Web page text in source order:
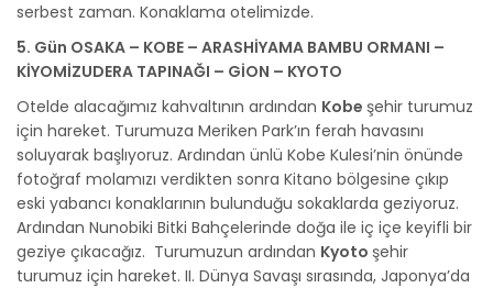
serbest zaman. Konaklama otelimizde.
5. Gün OSAKA – KOBE – ARASHİYAMA BAMBU ORMANI –
KİYOMİZUDERA TAPINAĞI – GİON – KYOTO
Otelde alacağımız kahvaltının ardından Kobe şehir turumuz
için hareket. Turumuza Meriken Park’ın ferah havasını
soluyarak başlıyoruz. Ardından ünlü Kobe Kulesi’nin önünde
fotoğraf molamızı verdikten sonra Kitano bölgesine çıkıp
eski yabancı konaklarının bulunduğu sokaklarda geziyoruz.
Ardından Nunobiki Bitki Bahçelerinde doğa ile iç içe keyifli bir
geziye çıkacağız. Turumuzun ardından Kyoto şehir
turumuz için hareket. II. Dünya Savaşı sırasında, Japonya’da